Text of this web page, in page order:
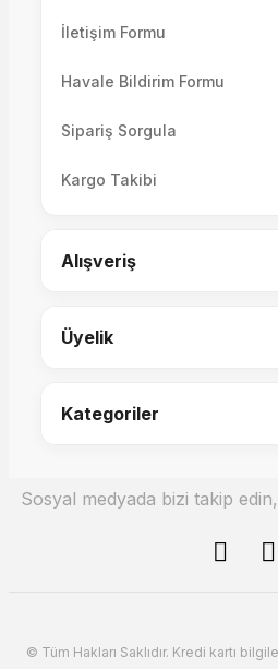
Eva Lambader (2 Ad.)
İletişim Formu
Havale Bildirim Formu
Sipariş Sorgula
Kargo Takibi
Alışveriş
Üyelik
Kategoriler
Sosyal medyada bizi takip
© Tüm Hakları Saklıdır. Kredi kartı